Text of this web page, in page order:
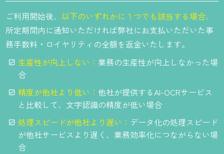
ご利用開始後、 以下のいずれかに１つでも該当する場合、
所定期間内に通知いただければ弊社にお支払いただいた事
務手数料・ロイヤリティの全額を返金いたします。
生産性が向上しない： 業務の生産性が向上しなかった場
合
精度が他社より低い：他社が提供するAI-OCRサービス
と比較して、文字認識の精度が低い場合
処理スピードが他社より遅い： データ化の処理スピード
が他社サービスより遅く、業務効率化につながらない場
合